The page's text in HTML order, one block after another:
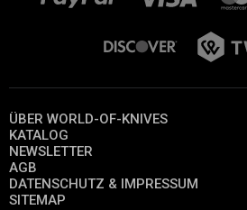
ÜBER WORLD-OF-KNIVES
KATALOG
NEWSLETTER
AGB
DATENSCHUTZ & IMPRESSUM
SITEMAP